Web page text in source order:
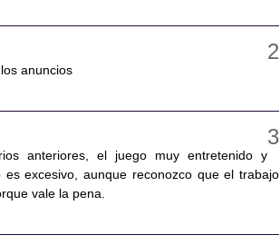
anuncios
anteriores, el juego muy entretenido y
excesivo, aunque reconozco que el trabajo
vale la pena.